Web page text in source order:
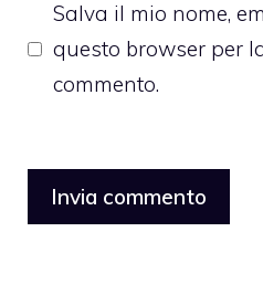
Salva il mio nome,
questo browser per
commento.